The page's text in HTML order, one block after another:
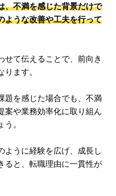
、不満を感じた背景だけで
ような改善や工夫を行って
せて伝えることで、前向き
ます。
題を感じた場合でも、不満
案や業務効率化に取り組ん
。
ように経験を広げ、成長し
ると、転職理由に一貫性が